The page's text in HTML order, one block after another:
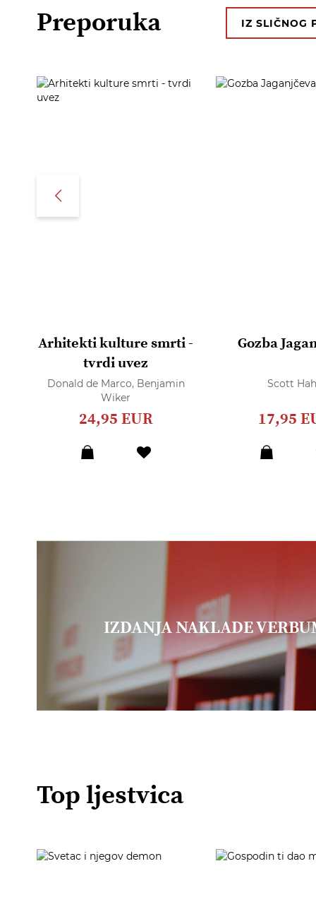
Preporuka IZ SLIČNOG
Arhitekti kulture smrti -
tvrdi uvez
Donald de Marco, Benjamin
Wiker
24,95 EUR
Gozba
Scott
17,95
IZDANJA NAKLADE
Top ljestvica